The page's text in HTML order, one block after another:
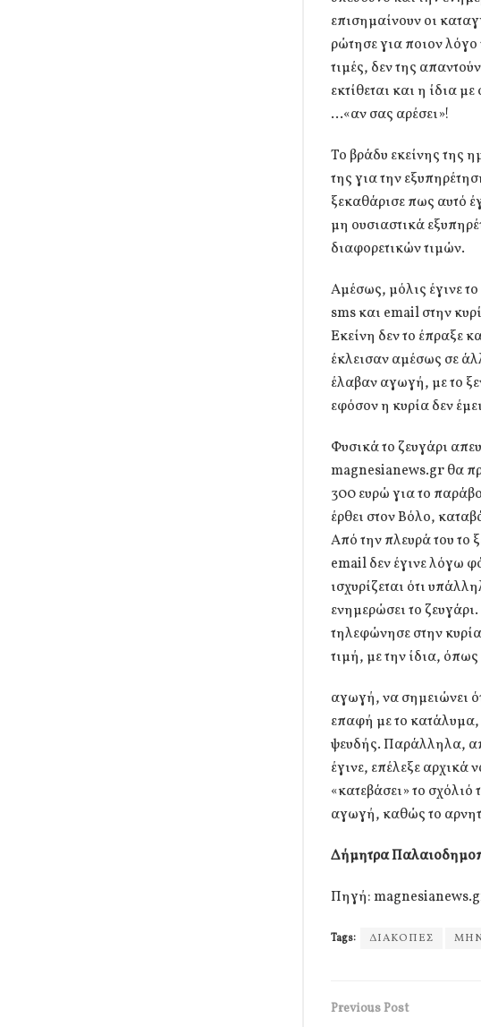
επισημαίνουν οι
ρώτησε για ποιον λόγο
τιμές, δεν της
εκτίθεται και η ίδια
…«αν σας αρέσει»!
Το βράδυ εκείνης της
της για την
ξεκαθάρισε πως αυτό
μη ουσιαστικά
διαφορετικών τιμών.
Αμέσως, μόλις έγινε
sms και email στην
Εκείνη δεν το έπραξε
έκλεισαν αμέσως σε
έλαβαν αγωγή, με το
εφόσον η κυρία δεν
Φυσικά το ζευγάρι
magnesianews.gr θα
300 ευρώ για το
έρθει στον Βόλο,
Από την πλευρά του το
email δεν έγινε λόγω
ισχυρίζεται ότι
ενημερώσει το
τηλεφώνησε στην
τιμή, με την ίδια,
αγωγή, να σημειώνει
επαφή με το κατάλυμα,
ψευδής. Παράλληλα,
έγινε, επέλεξε αρχικά
«κατεβάσει» το
αγωγή, καθώς το
Δήμητρα
Πηγή:
Tags: ΔΙΑΚΟΠΕΣ
Previous Post